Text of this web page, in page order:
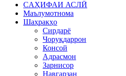
CАҲИФАИ АСЛӢ
Маълумотнома
Шаҳракҳо
Сирдарё
Чоруқдаррон
Консой
Адрасмон
Зарнисор
Навгарзан